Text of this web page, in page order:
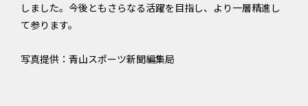
しました。今後ともさらなる活躍を目指し、より一層精進し
て参ります。
写真提供：青山スポーツ新聞編集局